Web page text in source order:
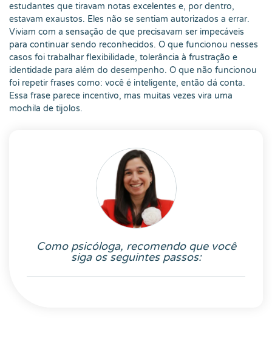
estudantes que tiravam notas excelentes e, por dentro,
estavam exaustos. Eles não se sentiam autorizados a errar.
Viviam com a sensação de que precisavam ser impecáveis
para continuar sendo reconhecidos. O que funcionou nesses
casos foi trabalhar flexibilidade, tolerância à frustração e
identidade para além do desempenho. O que não funcionou
foi repetir frases como: você é inteligente, então dá conta.
Essa frase parece incentivo, mas muitas vezes vira uma
mochila de tijolos.
Como psicóloga, recomendo que você
siga os seguintes passos: